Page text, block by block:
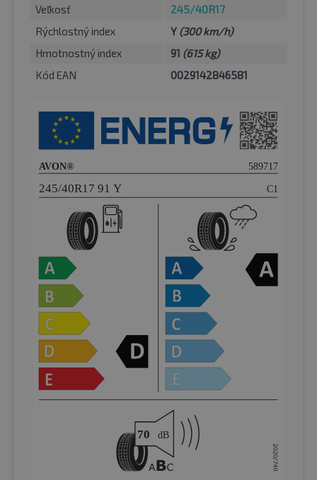
Veľkosť
245/40R17
Rýchlostný index
Y (300 km/h)
Hmotnostný index
91 (615 kg)
Kód EAN
0029142846581